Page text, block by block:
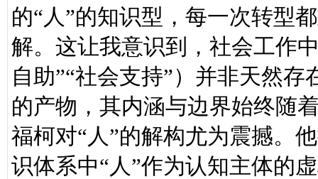
的“人”的知识型，每一次转型
解。这让我意识到，社会工作
自助”“社会支持”）并非天然
的产物，其内涵与边界始终随
福柯对“人”的解构尤为震撼。
识体系中“人”作为认知主体的